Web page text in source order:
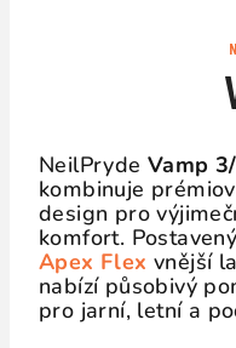
NeilPryde Vamp
kombinuje
design pro
komfort.
Apex Flex vnější
nabízí působivý
pro jarní, letní a